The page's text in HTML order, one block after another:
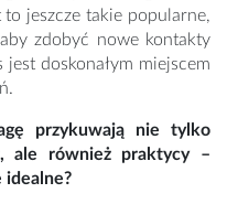
jeszcze takie popularne,
zdobyć nowe kontakty
doskonałym miejscem
przykuwają nie tylko
ale również praktycy –
idealne?